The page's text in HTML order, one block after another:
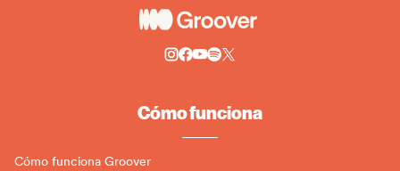
Cómo funciona
Cómo funciona Groover